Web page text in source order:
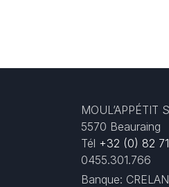
MOUL’APPÉTIT
5570 Beauraing
Tél +32 (0) 82
0455.301.766
Banque: CRELAN